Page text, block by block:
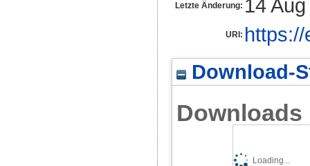
Letzte Änderung: 14
URI:
Download-
Downloads
Loading...